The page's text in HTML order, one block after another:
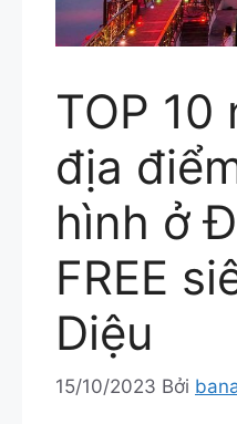
TOP 10
địa
hình ở
FREE
Diệu
15/10/2023 Bởi